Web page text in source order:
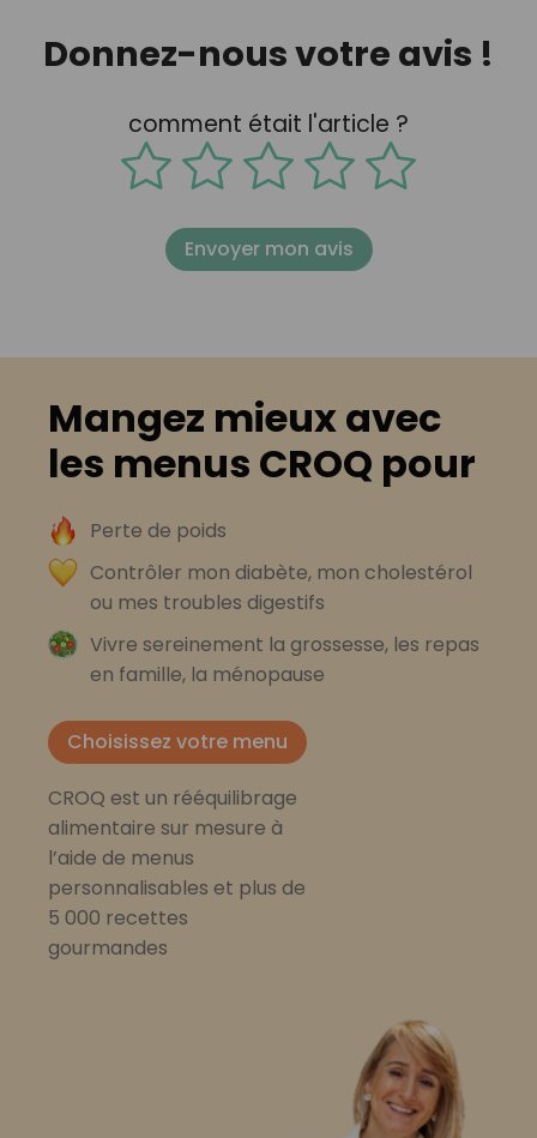
Donnez-nous votre avis !
comment était l'article ?
Envoyer mon avis
Mangez mieux avec
les menus CROQ pour
Perte de poids
Contrôler mon diabète, mon cholestérol
ou mes troubles digestifs
Vivre sereinement la grossesse, les repas
en famille, la ménopause
Choisissez votre menu
CROQ est un rééquilibrage
alimentaire sur mesure à
l’aide de menus
personnalisables et plus de
5 000 recettes
gourmandes